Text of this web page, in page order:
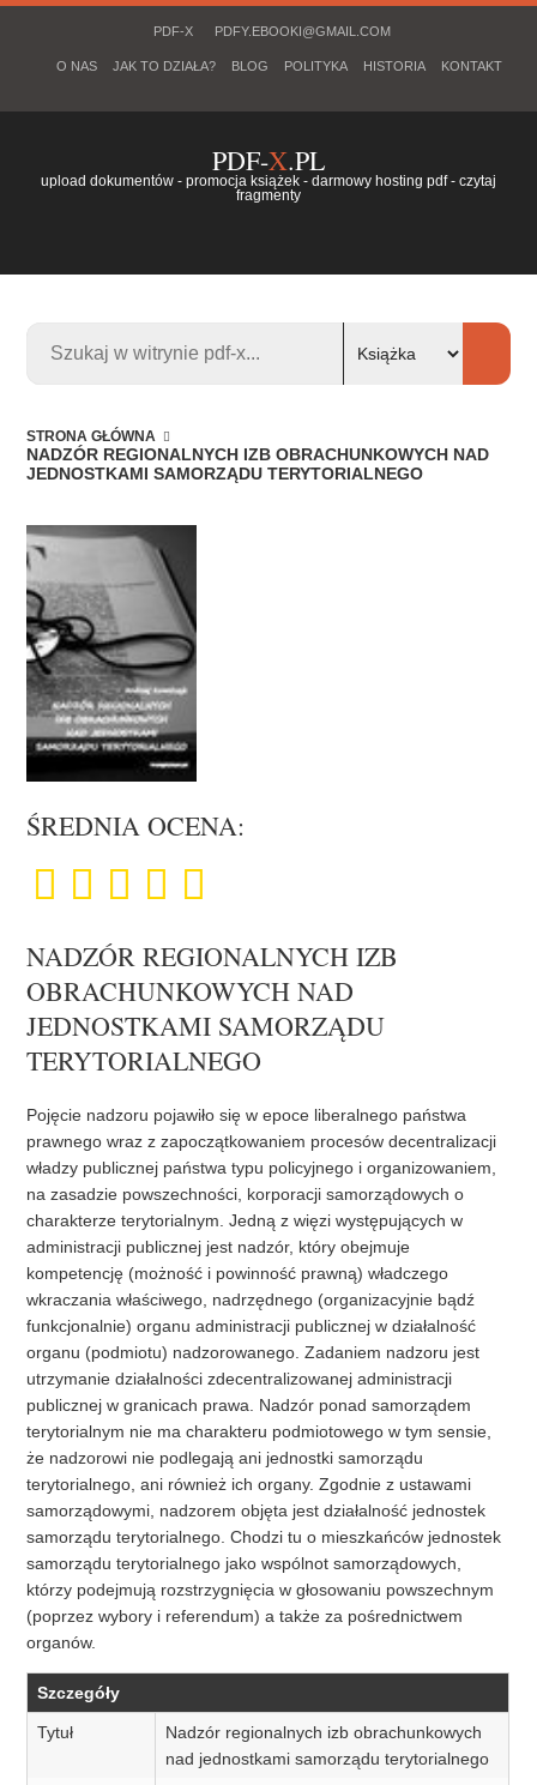
PDF-X PDFY.EBOOKI@GMAIL.COM
O NAS JAK TO DZIAŁA? BLOG POLITYKA HISTORIA KONTAKT
PDF-X.PL
upload dokumentów - promocja książek - darmowy hosting pdf - czytaj
fragmenty
STRONA GŁÓWNA
NADZÓR REGIONALNYCH IZB OBRACHUNKOWYCH NAD
JEDNOSTKAMI SAMORZĄDU TERYTORIALNEGO
ŚREDNIA OCENA:
NADZÓR REGIONALNYCH IZB
OBRACHUNKOWYCH NAD
JEDNOSTKAMI SAMORZĄDU
TERYTORIALNEGO
Pojęcie nadzoru pojawiło się w epoce liberalnego państwa
prawnego wraz z zapoczątkowaniem procesów decentralizacji
władzy publicznej państwa typu policyjnego i organizowaniem,
na zasadzie powszechności, korporacji samorządowych o
charakterze terytorialnym. Jedną z więzi występujących w
administracji publicznej jest nadzór, który obejmuje
kompetencję (możność i powinność prawną) władczego
wkraczania właściwego, nadrzędnego (organizacyjnie bądź
funkcjonalnie) organu administracji publicznej w działalność
organu (podmiotu) nadzorowanego. Zadaniem nadzoru jest
utrzymanie działalności zdecentralizowanej administracji
publicznej w granicach prawa. Nadzór ponad samorządem
terytorialnym nie ma charakteru podmiotowego w tym sensie,
że nadzorowi nie podlegają ani jednostki samorządu
terytorialnego, ani również ich organy. Zgodnie z ustawami
samorządowymi, nadzorem objęta jest działalność jednostek
samorządu terytorialnego. Chodzi tu o mieszkańców jednostek
samorządu terytorialnego jako wspólnot samorządowych,
którzy podejmują rozstrzygnięcia w głosowaniu powszechnym
(poprzez wybory i referendum) a także za pośrednictwem
organów.
Szczegóły
Tytuł
Nadzór regionalnych izb obrachunkowych
nad jednostkami samorządu terytorialnego